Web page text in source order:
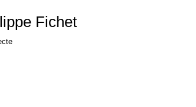
Fichet